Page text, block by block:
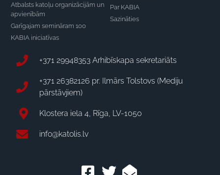
Atbalsts katoļu organizācijām un
apvienībām
Garīgajam semināram 100
KABIA iniciatīvas
Par KABIA
Sazināties
+371 29948353 Arhibīskapa sekretariāts
+371 26382126 pr. Ilmārs Tolstovs (Mediju
pārstāvjiem)
Klostera iela 4, Rīga, LV-1050
info@katolis.lv